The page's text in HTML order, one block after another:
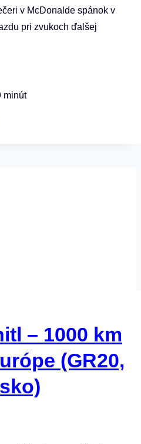
v McDonalde spánok v
pri zvukoch ďalšej
minút
– 1000 km
(GR20,